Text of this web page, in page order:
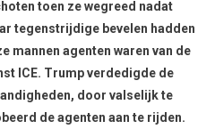
toen ze wegreed nadat
tegenstrijdige bevelen hadden
mannen agenten waren van de
ICE. Trump verdedigde de
door valselijk te
de agenten aan te rijden.